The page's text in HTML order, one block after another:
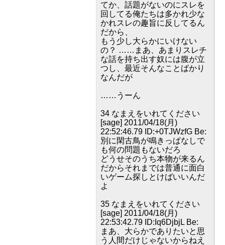
てか、話題がないのにスレを
回してる俺たちは多かれ少な
かれスレの趣旨に反してるん
だから、
もう少し大らかにいけない
の？ ……まあ、あまりスレチ
な話を持ち出す奴には腹が立
つし、最近そんなことばかり
なんだが
……うーん
34 なまえをいれてください
[sage] 2011/04/18(月)
22:52:46.79 ID:+0TJWzfG Be:
別に閑古鳥が鳴きっぱなしで
も何の問題もないだろ
どうせそのうち本物が来るん
だからそれまでは普通に面白
いゲーム探しとけばいいんだ
よ
35 なまえをいれてください
[sage] 2011/04/18(月)
22:53:42.79 ID:Iq6DjbjL Be:
まあ、大らかでありたいと思
う人間だけじゃないからねえ